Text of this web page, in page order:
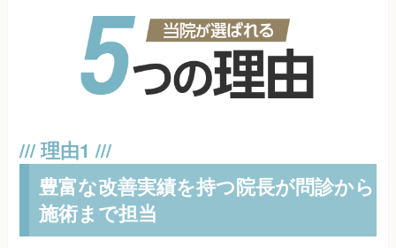
豊富な改善実績を持つ院長が問診から
施術まで担当